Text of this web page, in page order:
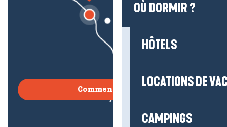
OÙ DORMIR ?
HÔTELS
LOCATIONS DE
CAMPINGS
Comment venir ?